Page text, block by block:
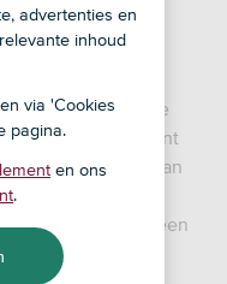
je samen met je
een app die je kunt
alvast een deel van
de ingevulde
in en zie meteen
advertenties en
inhoud
via 'Cookies
pagina.
en ons
.